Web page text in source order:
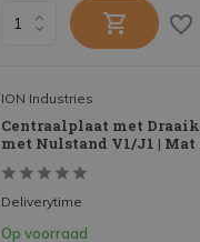
ION Industries
Centraalplaat met
met Nulstand V1/J1 |
Deliverytime
Op voorraad